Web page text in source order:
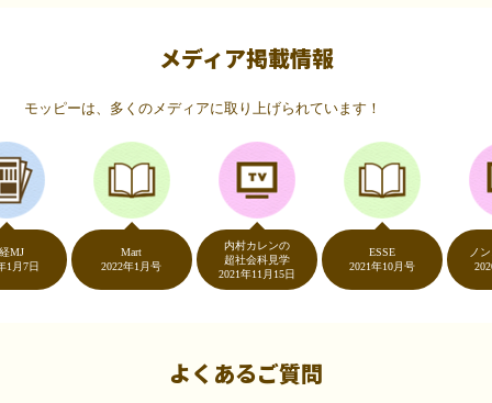
いつものネットショッピングが、モッピーでお得
（20代・女性）
友達に勧められてモッピーをはじめました。空いた時間にスマホで買
い物をすることが多いのですが、モッピーを経由するだけでショップ
のポイントとモッピーのポイントが二重で貯まることを知り、ビック
リ…！いつものネットショッピングをモッピーを経由するだけでポイ
ントが貯まるなんて…もっと早く教えてほしかった～！貯まったポイ
ントはギフト券に交換して、プチ贅沢を楽しんでます♪
（30代・男性）
メディア掲載情報
モッピーは、多くのメディアに取り上げられています！
2022年1月号
内村カレンの
超社会科見学
2021年11月15日
2021年10月号
ノンスト
2020年5
よくあるご質問